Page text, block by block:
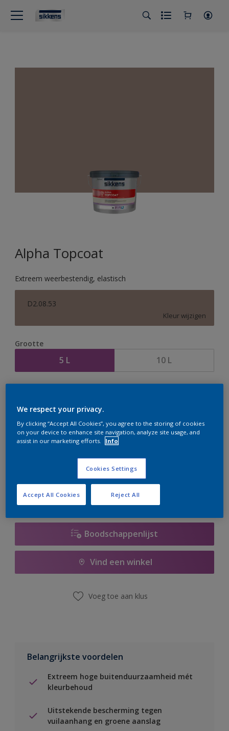
Alpha Topcoat
Extreem weerbestendig, elastisch
D2.08.53
Kleur wijzigen
Grootte
5 L 10 L
Op dit moment is het niet mogelijk dit product online
te bestellen. Houd de website in de gaten, we werken
er hard aan om de voorraad aan te vullen.
Boodschappenlijst
Vind een winkel
Voeg toe aan klus
Belangrijkste voordelen
Extreem hoge buitenduurzaamheid mét
kleurbehoud
Uitstekende bescherming tegen
vuilaanhang en groene aanslag
We respect your privacy.
By clicking “Accept All Cookies”, you agree to the storing of cookies
on your device to enhance site navigation, analyze site usage, and
assist in our marketing efforts.
Info
Cookies Settings
Reject All
Accept All Cookies